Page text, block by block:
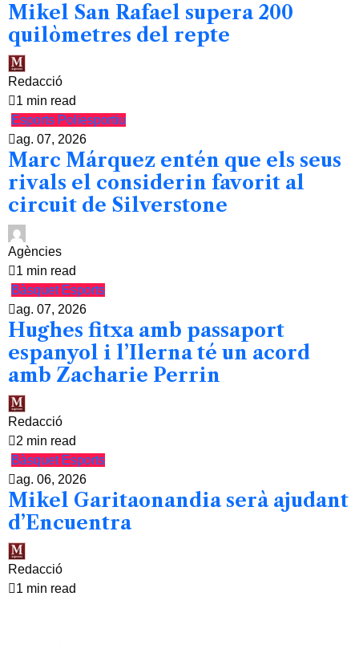
Mikel San Rafael supera 200
quilòmetres del repte
Redacció
1 min read
Esports Poliesportiu
ag. 07, 2026
Marc Márquez entén que els seus
rivals el considerin favorit al
circuit de Silverstone
Agències
1 min read
Bàsquet Esports
ag. 07, 2026
Hughes fitxa amb passaport
espanyol i l’Ilerna té un acord
amb Zacharie Perrin
Redacció
2 min read
Bàsquet Esports
ag. 06, 2026
Mikel Garitaonandia serà ajudant
d’Encuentra
Redacció
1 min read